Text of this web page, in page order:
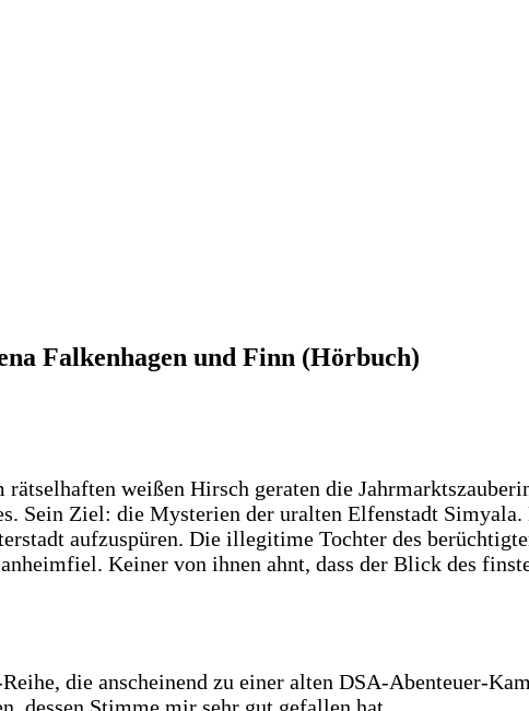
Falkenhagen und Finn (Hörbuch)
weißen Hirsch geraten die
Sein Ziel: die Mysterien der uralten Elfenstadt
aufzuspüren. Die illegitime Tochter des
Keiner von ihnen ahnt, dass der Blick des
die anscheinend zu einer alten DSA-Abenteuer-